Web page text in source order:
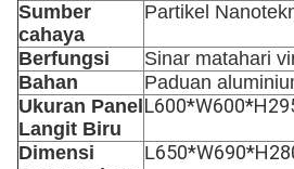
Sumber
cahaya
Partikel
Berfungsi
Sinar matahari
Bahan
Paduan
Ukuran Panel
Langit Biru
Dimensi
L